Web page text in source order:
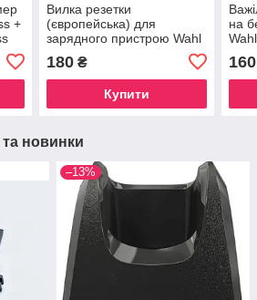
+
Вилка резетки
(європейська) для
зарядного пристрою Wahl
180₴
Купити
на
160
та новинки
–13%